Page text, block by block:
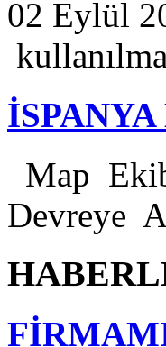
02 Eylül
Map
Devreye